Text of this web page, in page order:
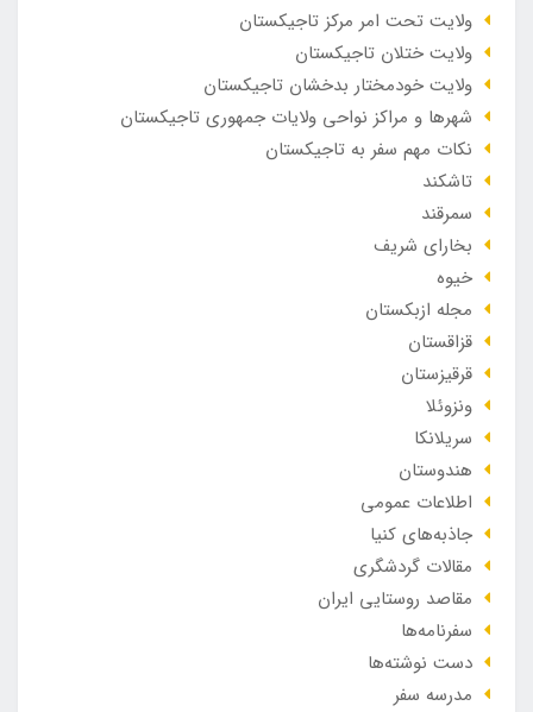
ولایت تحت امر مرکز تاجیکستان
ولایت ختلان تاجیکستان
ولایت خودمختار بدخشان تاجیکستان
شهرها و مراکز نواحی ولایات جمهوری تاجیکستان
نکات مهم سفر به تاجیکستان
تاشکند
سمرقند
بخارای شریف
خیوه
مجله ازبکستان
قزاقستان
قرقیزستان
ونزوئلا
سریلانکا
هندوستان
اطلاعات عمومی
جاذبه‌های کنیا
مقالات گردشگری
مقاصد روستایی ایران
سفرنامه‌ها
دست نوشته‌ها
مدرسه سفر